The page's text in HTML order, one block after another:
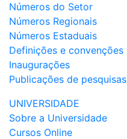
Números do Setor
Números Regionais
Números Estaduais
Definições e convenções
Inaugurações
Publicações de pesquisas
UNIVERSIDADE
Sobre a Universidade
Cursos Online